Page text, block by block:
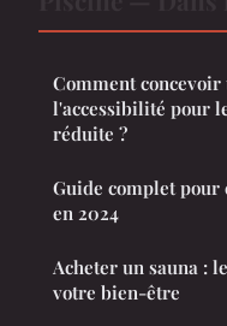
Comment
l'accessibilité pour
réduite ?
Guide complet
en 2024
Acheter un sauna :
votre bien-être